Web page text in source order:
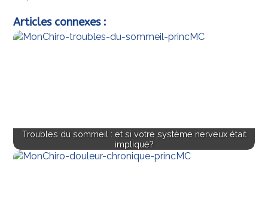
Articles connexes :
Troubles du sommeil : et si votre système nerveux était
impliqué?